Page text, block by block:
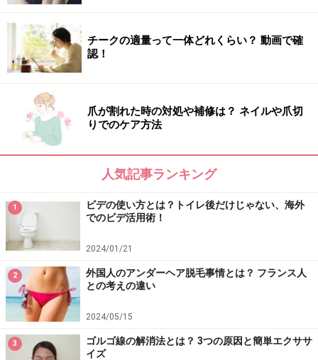
チークの適量って一体どれくらい？ 動画で確
認！
爪が割れた時の対処や補修は？ ネイルや爪切
りでのケア方法
人気記事ランキング
1
ビデの使い方とは？トイレ後だけじゃない、海外
でのビデ活用術！
2024/01/21
2
外国人のアンダーヘア脱毛事情とは？ フランス人
との考えの違い
2024/05/15
3
ゴルゴ線の解消法とは？ 3つの原因と簡単エクササ
イズ